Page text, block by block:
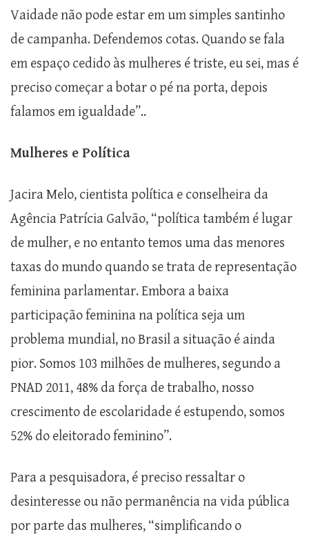
Vaidade não pode estar em um simples santinho
de campanha. Defendemos cotas. Quando se fala
em espaço cedido às mulheres é triste, eu sei, mas é
preciso começar a botar o pé na porta, depois
falamos em igualdade”..
Mulheres e Política
Jacira Melo, cientista política e conselheira da
Agência Patrícia Galvão, “política também é lugar
de mulher, e no entanto temos uma das menores
taxas do mundo quando se trata de representação
feminina parlamentar. Embora a baixa
participação feminina na política seja um
problema mundial, no Brasil a situação é ainda
pior. Somos 103 milhões de mulheres, segundo a
PNAD 2011, 48% da força de trabalho, nosso
crescimento de escolaridade é estupendo, somos
52% do eleitorado feminino”.
Para a pesquisadora, é preciso ressaltar o
desinteresse ou não permanência na vida pública
por parte das mulheres, “simplificando o